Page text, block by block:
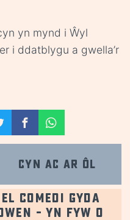
yn mynd i Ŵyl
i ddatblygu a gwella’r
Cyn ac ar ôl
Comedi gyda
– yn fyw o